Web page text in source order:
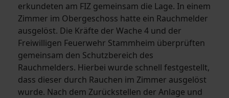
erkundeten am FIZ gemeinsam die Lage. In einem
Zimmer im Obergeschoss hatte ein Rauchmelder
ausgelöst. Die Kräfte der Wache 4 und der
Freiwilligen Feuerwehr Stammheim überprüften
gemeinsam den Schutzbereich des
Rauchmelders. Hierbei wurde schnell festgestellt,
dass dieser durch Rauchen im Zimmer ausgelöst
wurde. Nach dem Zurückstellen der Anlage und